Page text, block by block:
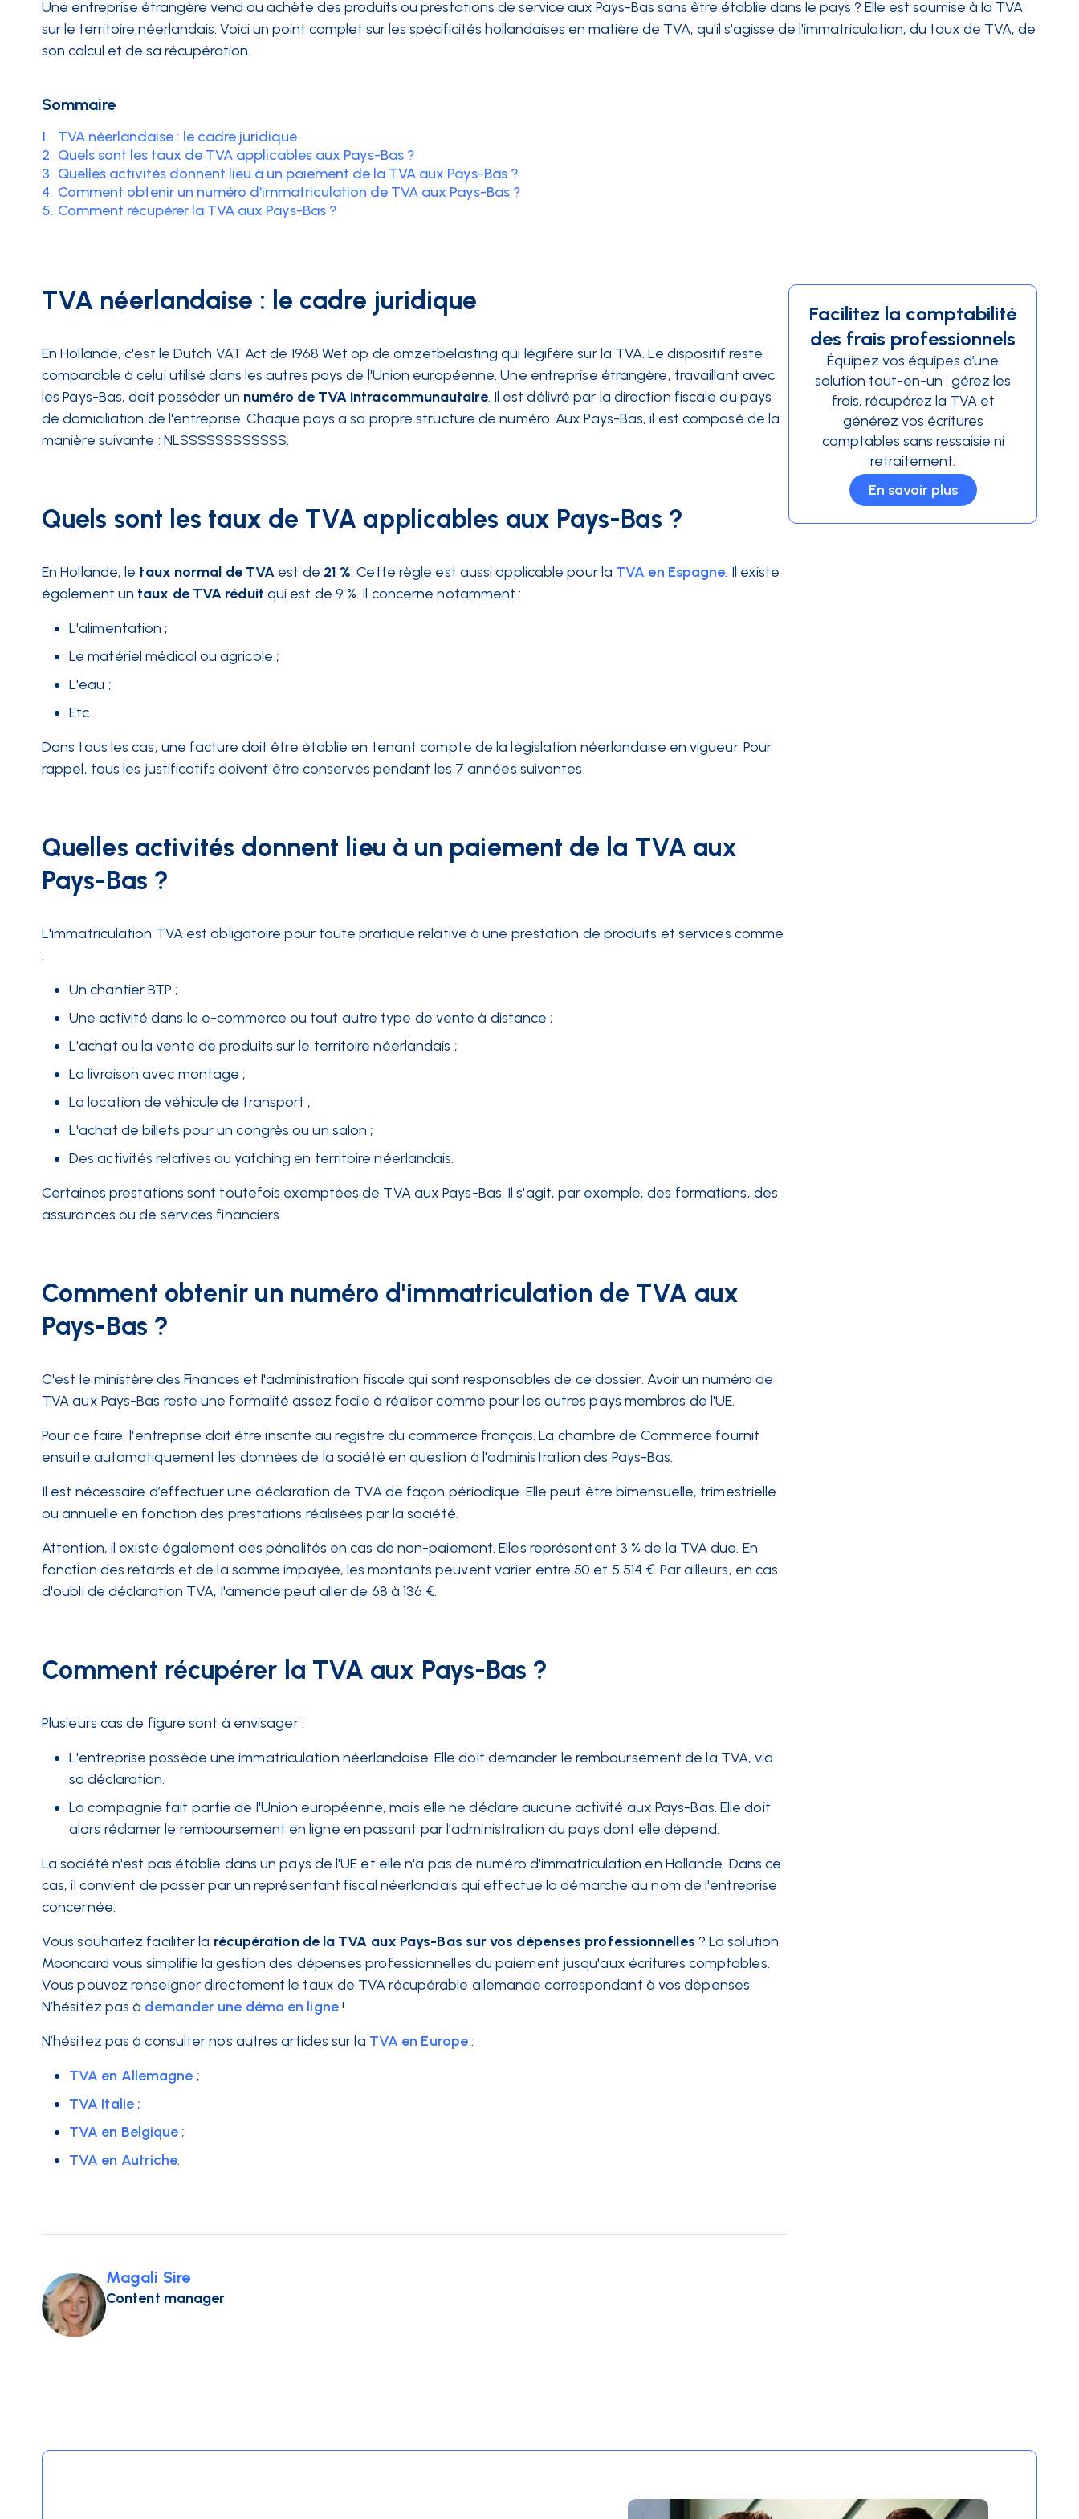
INTÉGRATIONS
Une entreprise étrangère vend ou achète des produits ou prestations de service aux Pays-Bas sans être établie dans le pays ? Elle est soumise à la TVA
sur le territoire néerlandais. Voici un point complet sur les spécificités hollandaises en matière de TVA, qu'il s'agisse de l'immatriculation, du taux de TVA, de
son calcul et de sa récupération.
Sommaire
1. TVA néerlandaise : le cadre juridique
2. Quels sont les taux de TVA applicables aux Pays-Bas ?
3. Quelles activités donnent lieu à un paiement de la TVA aux Pays-Bas ?
4. Comment obtenir un numéro d'immatriculation de TVA aux Pays-Bas ?
5. Comment récupérer la TVA aux Pays-Bas ?
TVA néerlandaise : le cadre juridique
En Hollande, c'est le Dutch VAT Act de 1968 Wet op de omzetbelasting qui légifère sur la TVA. Le dispositif reste
comparable à celui utilisé dans les autres pays de l'Union européenne. Une entreprise étrangère, travaillant avec
les Pays-Bas, doit posséder un numéro de TVA intracommunautaire. Il est délivré par la direction fiscale du pays
de domiciliation de l'entreprise. Chaque pays a sa propre structure de numéro. Aux Pays-Bas, il est composé de la
manière suivante : NLSSSSSSSSSSSS.
Quels sont les taux de TVA applicables aux Pays-Bas ?
En Hollande, le taux normal de TVA est de 21 %. Cette règle est aussi applicable pour la TVA en Espagne. Il existe
également un taux de TVA réduit qui est de 9 %. Il concerne notamment :
L'alimentation ;
Le matériel médical ou agricole ;
L'eau ;
Etc.
Dans tous les cas, une facture doit être établie en tenant compte de la législation néerlandaise en vigueur. Pour
rappel, tous les justificatifs doivent être conservés pendant les 7 années suivantes.
Quelles activités donnent lieu à un paiement de la TVA aux
Pays-Bas ?
L'immatriculation TVA est obligatoire pour toute pratique relative à une prestation de produits et services comme
:
Un chantier BTP ;
Une activité dans le e-commerce ou tout autre type de vente à distance ;
L'achat ou la vente de produits sur le territoire néerlandais ;
La livraison avec montage ;
La location de véhicule de transport ;
L'achat de billets pour un congrès ou un salon ;
Des activités relatives au yatching en territoire néerlandais.
Certaines prestations sont toutefois exemptées de TVA aux Pays-Bas. Il s'agit, par exemple, des formations, des
assurances ou de services financiers.
Comment obtenir un numéro d'immatriculation de TVA aux
Pays-Bas ?
C'est le ministère des Finances et l'administration fiscale qui sont responsables de ce dossier. Avoir un numéro de
TVA aux Pays-Bas reste une formalité assez facile à réaliser comme pour les autres pays membres de l'UE.
Pour ce faire, l'entreprise doit être inscrite au registre du commerce français. La chambre de Commerce fournit
ensuite automatiquement les données de la société en question à l'administration des Pays-Bas.
Il est nécessaire d’effectuer une déclaration de TVA de façon périodique. Elle peut être bimensuelle, trimestrielle
ou annuelle en fonction des prestations réalisées par la société.
Attention, il existe également des pénalités en cas de non-paiement. Elles représentent 3 % de la TVA due. En
fonction des retards et de la somme impayée, les montants peuvent varier entre 50 et 5 514 €. Par ailleurs, en cas
d'oubli de déclaration TVA, l'amende peut aller de 68 à 136 €.
Comment récupérer la TVA aux Pays-Bas ?
Plusieurs cas de figure sont à envisager :
L'entreprise possède une immatriculation néerlandaise. Elle doit demander le remboursement de la TVA, via
sa déclaration.
La compagnie fait partie de l'Union européenne, mais elle ne déclare aucune activité aux Pays-Bas. Elle doit
alors réclamer le remboursement en ligne en passant par l'administration du pays dont elle dépend.
La société n'est pas établie dans un pays de l'UE et elle n'a pas de numéro d'immatriculation en Hollande. Dans ce
cas, il convient de passer par un représentant fiscal néerlandais qui effectue la démarche au nom de l'entreprise
concernée.
Vous souhaitez faciliter la récupération de la TVA aux Pays-Bas sur vos dépenses professionnelles ? La solution
Mooncard vous simplifie la gestion des dépenses professionnelles du paiement jusqu'aux écritures comptables.
Vous pouvez renseigner directement le taux de TVA récupérable allemande correspondant à vos dépenses.
N’hésitez pas à demander une démo en ligne!
N’hésitez pas à consulter nos autres articles sur la TVA en Europe:
TVA en Allemagne ;
TVA Italie ;
TVA en Belgique ;
TVA en Autriche.
Magali Sire
Content manager
Facilitez la comptabilité
des frais professionnels
Équipez vos équipes d’une
solution tout-en-un : gérez les
frais, récupérez la TVA et
générez vos écritures
comptables sans ressaisie ni
retraitement.
En savoir plus